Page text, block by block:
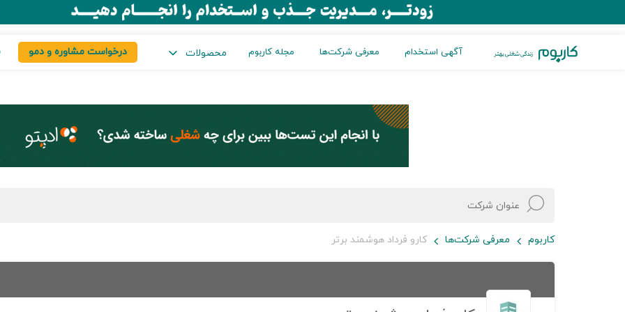
آگهی استخدام معرفی شرکت‌ها مجله کاربوم محصولات درخواست مشاوره و دمو
کاربوم معرفی شرکت‌ها کارو فرداد هوشمند برتر